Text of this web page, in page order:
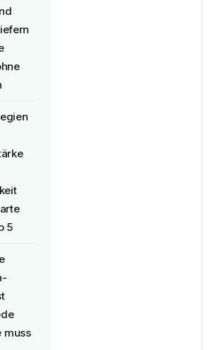
5
muss